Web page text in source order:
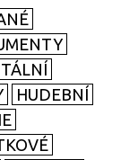
HUDEBNÍ